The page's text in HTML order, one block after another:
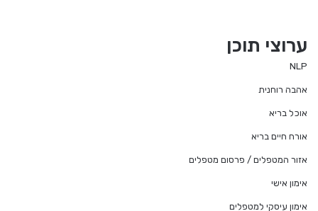
ערוצי תוכן
NLP
אהבה רוחנית
אוכל בריא
אורח חיים בריא
אזור המטפלים / פרסום מטפלים
אימון אישי
אימון עיסקי למטפלים